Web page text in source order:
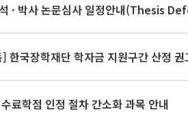
· 박사 논문심사 일정안내(Thesis
한국장학재단 학자금 지원구간 산정 권
료학점 인정 절차 간소화 과목 안내